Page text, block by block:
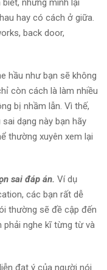
hay có cách ở giữa.
back door,
hầu như bạn sẽ không
còn cách là làm nhiều
bị nhầm lẫn. Vì thế,
dạng này bạn hãy
thường xuyên xem lại
sai đáp án. Ví dụ
các bạn rất dễ
thường sẽ đề cập đến
nghe kĩ từng từ và
đạt ý của người nói